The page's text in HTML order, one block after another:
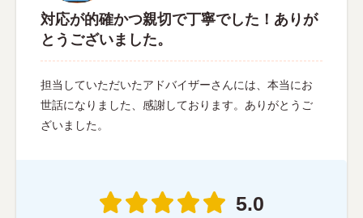
対応が的確かつ親切で丁寧でした！ありが
とうございました。
担当していただいたアドバイザーさんには、本当にお
世話になりました、感謝しております。ありがとうご
ざいました。
5.0